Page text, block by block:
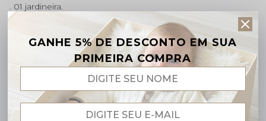
. 01 jardineira.
. 01 Casaquinho Bordado.
. 01 Manta Coordenada.
Tamanhos (vide Tabela de Tamanhos)
Benefícios do Tricô Amore:
·Segurança:Linha antialérgica 50% algodão (Não é
Lã). Auxilia a regular a temperatura do corpinho nos
primeiros dias de vida.
GANHE 5% DE DESCONTO EM SUA
PRIMEIRA COMPRA